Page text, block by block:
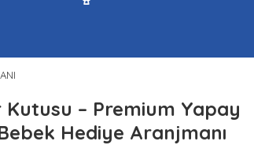
Kutusu – Premium Yapay
Hediye Aranjmanı